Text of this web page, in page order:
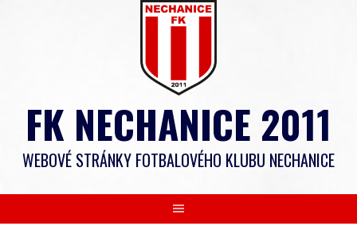
FK NECHANICE 2011
WEBOVÉ STRÁNKY FOTBALOVÉHO KLUBU NECHANICE